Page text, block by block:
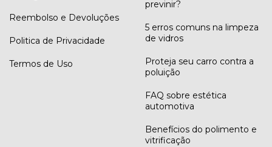
Reembolso e Devoluções
Politica de Privacidade
Termos de Uso
previnir?
5 erros comuns na limpeza
de vidros
Proteja seu carro contra a
poluição
FAQ sobre estética
automotiva
Benefícios do polimento e
vitrificação